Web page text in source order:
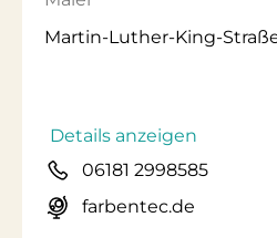
Martin-Luther-King-
Details anzeigen
06181 2998585
farbentec.de